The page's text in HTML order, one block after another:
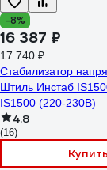
-8%
16 387 ₽
17 740 ₽
Стабилизатор
Штиль Инстаб
IS1500 (220-230В)
4.8
(16)
Купить